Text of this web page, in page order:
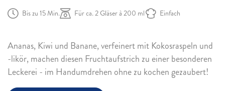
Bis zu 15 Min. Für ca. 2 Gläser à 200 ml Einfach
Ananas, Kiwi und Banane, verfeinert mit Kokosraspeln und
-likör, machen diesen Fruchtaufstrich zu einer besonderen
Leckerei - im Handumdrehen ohne zu kochengezaubert!